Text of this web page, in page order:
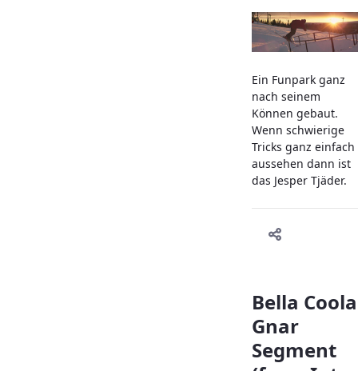
Ein Funpark ganz
nach seinem
Können gebaut.
Wenn schwierige
Tricks ganz einfach
aussehen dann ist
das Jesper Tjäder.
Bella Coola
Gnar
Segment